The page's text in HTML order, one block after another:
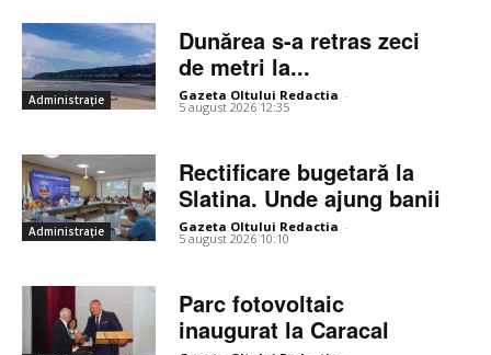
Administrație
Dunărea s-a retras zeci
de metri la...
Gazeta Oltului Redactia -
5 august 2026 12:35
Administrație
Rectificare bugetară la
Slatina. Unde ajung banii
Gazeta Oltului Redactia -
5 august 2026 10:10
Parc fotovoltaic
inaugurat la Caracal